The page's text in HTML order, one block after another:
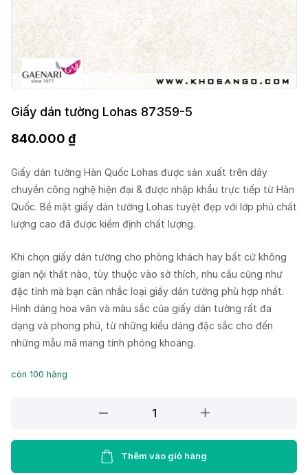
Giấy dán tường Lohas 87359-5
840.000 ₫
Giấy dán tường Hàn Quốc Lohas được sản xuất trên dây
chuyền công nghệ hiện đại & được nhập khẩu trực tiếp từ Hàn
Quốc. Bề mặt giấy dán tường Lohas tuyệt đẹp với lớp phủ chất
lượng cao đã được kiểm định chất lượng.
Khi chọn giấy dán tường cho phòng khách hay bất cứ không
gian nội thất nào, tùy thuộc vào sở thích, nhu cầu cũng như
đặc tính mà bạn cân nhắc loại giấy dán tường phù hợp nhất.
Hình dáng hoa văn và màu sắc của giấy dán tường rất đa
dạng và phong phú, từ những kiểu dáng đặc sắc cho đến
những mẫu mã mang tính phóng khoáng.
còn 100 hàng
tường
Thêm vào giỏ hàng